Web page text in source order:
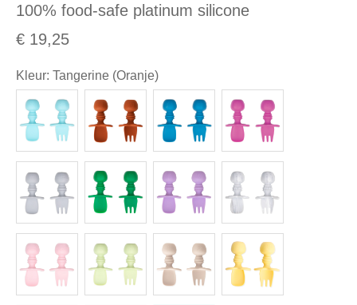
100% food-safe platinum silicone
€ 19,25
Kleur: Tangerine (Oranje)